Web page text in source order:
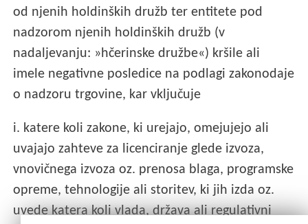
od njenih holdinških družb ter entitete pod
nadzorom njenih holdinških družb (v
nadaljevanju: »hčerinske družbe«) kršile ali
imele negativne posledice na podlagi zakonodaje
o nadzoru trgovine, kar vključuje
i. katere koli zakone, ki urejajo, omejujejo ali
uvajajo zahteve za licenciranje glede izvoza,
vnovičnega izvoza oz. prenosa blaga, programske
opreme, tehnologije ali storitev, ki jih izda oz.
uvede katera koli vlada, država ali regulativni